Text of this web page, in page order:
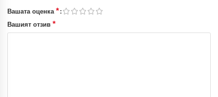
Вашата оценка *
Вашият отзив *